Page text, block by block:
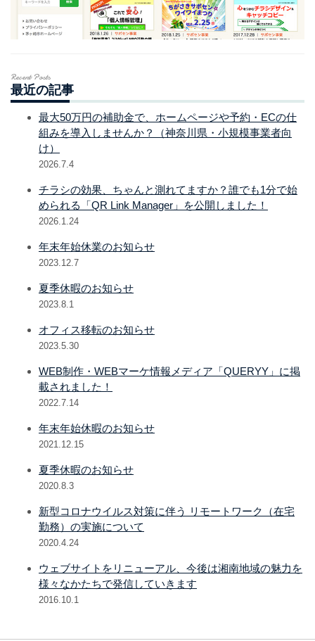
Recent Posts
最近の記事
最大50万円の補助金で、ホームページや予約・ECの仕
組みを導入しませんか？（神奈川県・小規模事業者向
け）
2026.7.4
チラシの効果、ちゃんと測れてますか？誰でも1分で始
められる「QR Link Manager」を公開しました！
2026.1.24
年末年始休業のお知らせ
2023.12.7
夏季休暇のお知らせ
2023.8.1
オフィス移転のお知らせ
2023.5.30
WEB制作・WEBマーケ情報メディア「QUERYY」に掲
載されました！
2022.7.14
年末年始休暇のお知らせ
2021.12.15
夏季休暇のお知らせ
2020.8.3
新型コロナウイルス対策に伴う リモートワーク（在宅
勤務）の実施について
2020.4.24
ウェブサイトをリニューアル、今後は湘南地域の魅力を
様々なかたちで発信していきます
2016.10.1